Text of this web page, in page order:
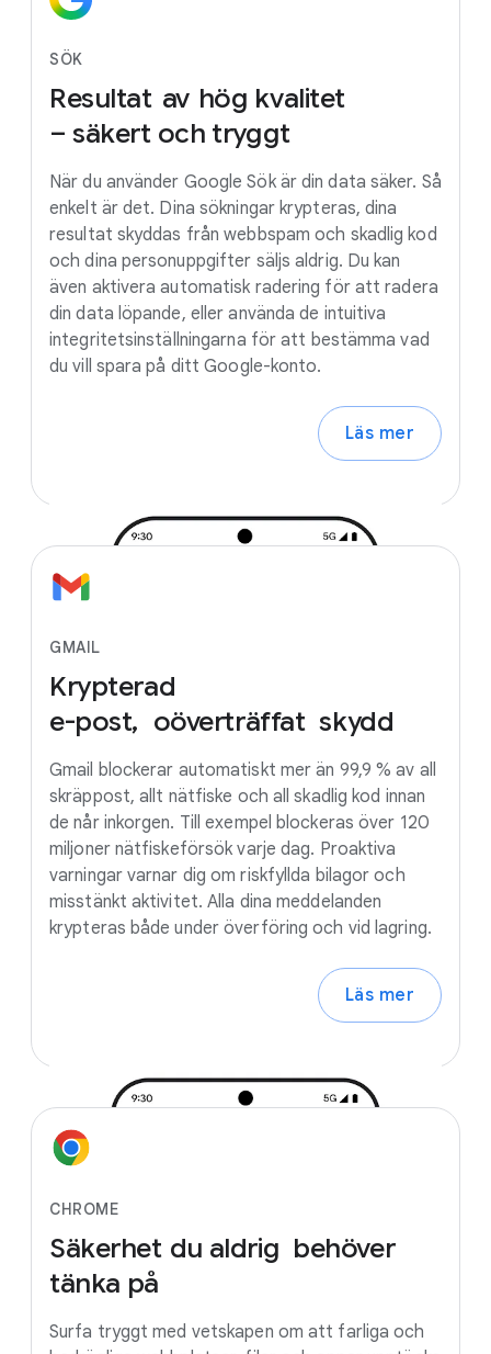
SÖK
Resultat av hög kvalitet
– säkert och tryggt
När du använder Google Sök är din data säker. Så
enkelt är det. Dina sökningar krypteras, dina
resultat skyddas från webbspam och skadlig kod
och dina personuppgifter säljs aldrig. Du kan
även aktivera automatisk radering för att radera
din data löpande, eller använda de intuitiva
integritetsinställningarna för att bestämma vad
du vill spara på ditt Google-konto.
Läs mer
GMAIL
Krypterad
e-post, oöverträffat skydd
Gmail blockerar automatiskt mer än 99,9 % av all
skräppost, allt nätfiske och all skadlig kod innan
de når inkorgen. Till exempel blockeras över 120
miljoner nätfiskeförsök varje dag. Proaktiva
varningar varnar dig om riskfyllda bilagor och
misstänkt aktivitet. Alla dina meddelanden
krypteras både under överföring och vid lagring.
Läs mer
CHROME
Säkerhet du aldrig behöver
tänka på
Surfa tryggt med vetskapen om att farliga och